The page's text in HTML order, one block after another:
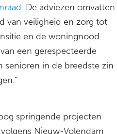
De adviezen omvatten
van veiligheid en zorg tot
en de woningnood.
een gerespecteerde
senioren in de breedste zin
springende projecten
Nieuw-Volendam